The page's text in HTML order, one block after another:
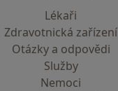
Lékaři
Zdravotnická zařízení
Otázky a odpovědi
Služby
Nemoci